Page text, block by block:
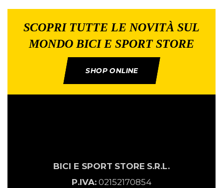
SCOPRI TUTTE LE NOVITÀ SUL
MONDO BICI E SPORT STORE
SHOP ONLINE
BICI E SPORT STORE S.R.L.
P.IVA:02152170854